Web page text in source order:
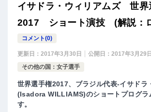
イサドラ・ウィリアムズ 世界
2017 ショート演技 (解説：
コメント(0)
更新日： 2017年3月30日 公開日： 2017年3月29日
その他の国：女子選手
世界選手権2017、ブラジル代表-イサドラ
(Isadora WILLIAMS)のショートプログラ
す。